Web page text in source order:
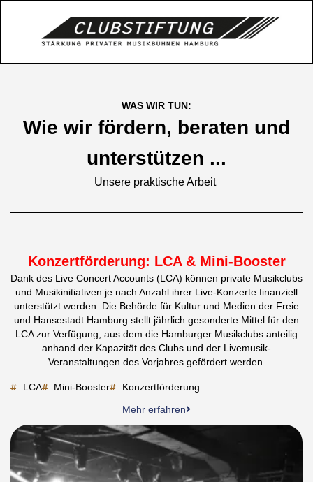
WAS WIR TUN:
Wie wir fördern, beraten und
unterstützen ...
Unsere praktische Arbeit
Konzertförderung: LCA & Mini-Booster
Dank des Live Concert Accounts (LCA) können private Musikclubs
und Musikinitiativen je nach Anzahl ihrer Live-Konzerte finanziell
unterstützt werden. Die Behörde für Kultur und Medien der Freie
und Hansestadt Hamburg stellt jährlich gesonderte Mittel für den
LCA zur Verfügung, aus dem die Hamburger Musikclubs anteilig
anhand der Kapazität des Clubs und der Livemusik-
Veranstaltungen des Vorjahres gefördert werden.
LCA Mini-Booster
Konzertförderung
Mehr erfahren